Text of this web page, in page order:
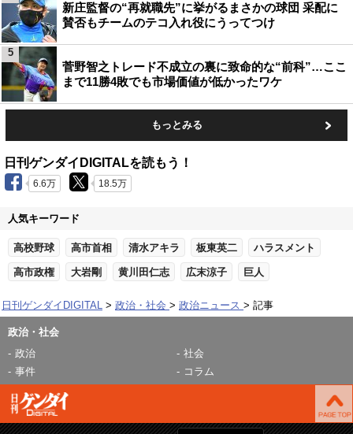
新庄監督の“再就職先”に挙がるまさかの球団 采配に
賛否もチームのテコ入れ役にうってつけ
菅野智之トレード不成立の裏に致命的な“前科”…ここ
まで11勝4敗でも市場価値が低かったワケ
5
もっとみる
日刊ゲンダイDIGITALを読もう！
6.6万 18.5万
人気キーワード
高校野球 高市首相 清水アキラ 板東英二 ハラスメント
高市政権 大岩剛 黄川田仁志 広末涼子 巨人
日刊ゲンダイDIGITAL 政治・社会 政治ニュース 記事
政治・社会
政治
社会
事件
コラム